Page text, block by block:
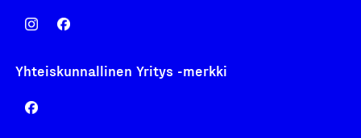
Yhteiskunnallinen Yritys -merkki